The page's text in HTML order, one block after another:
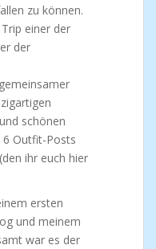
zu können.
einer der
der
schönen
Outfit-Posts
ihr euch hier
ersten
und meinem
war es der